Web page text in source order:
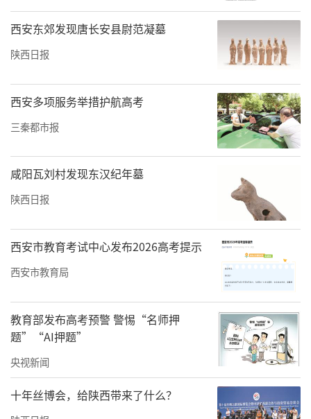
数字化转型，“陕建小智”AI知识库与“项企
通”系统覆盖115个重点项目，实现从“经验管
理”向“数智决策”跃迁。
图为陕建钢构集团斩获欧盟EN1090与ISO 3834
双认证
深化产学研融合，与西安交通大学、西北工业
大学共建联合实验室，攻克“低阶煤废水处
理”等“卡脖子”技术，获中国安装协会科技
进步一等奖。旗下陕建钢构集团斩获欧盟EN10
西安东郊发现唐长安县尉范凝墓
陕西日报
西安多项服务举措护航高考
三秦都市报
咸阳瓦刘村发现东汉纪年墓
陕西日报
西安市教育考试中心发布2026高考提示
西安市教育局
教育部发布高考预警 警惕“名师押
题”“AI押题”
央视新闻
十年丝博会，给陕西带来了什么？